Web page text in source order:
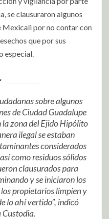
se clausuraron algunos
Mexicali por no contar con
que por sus
especial.
sobre algunos
de Ciudad Guadalupe
zona del Ejido Hipólito
ilegal se estaban
considerados
como residuos sólidos
clausurados para
y se iniciaron los
propietarios limpien y
lo ahí vertido”, indicó
Custodia.